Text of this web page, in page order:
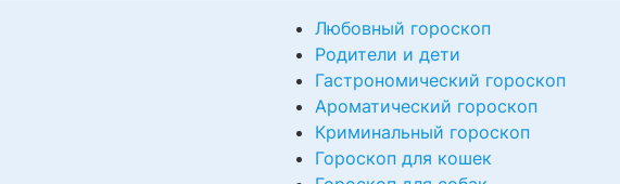
Любовный гороскоп
Родители и дети
Гастрономический гороскоп
Ароматический гороскоп
Криминальный гороскоп
Гороскоп для кошек